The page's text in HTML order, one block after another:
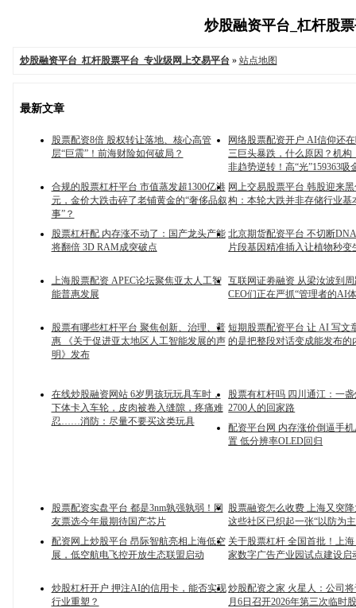
炒股融资平台_杠杆股
炒股融资平台_杠杆股票平台_专业级网上交易平台» 站点地图
最新文章
股票配资8倍 股权转让落地、核心高管
层“巨震”！前海财险如何破局？
网络股票配资开户 AI信仰还
三巨头暴跌，什么原因？机构
非趋势逆转！高“光”159363吸
合规的股票杠杆平台 市值蒸发超1300亿港
元，金价大跌击碎了老铺黄金的“奢侈品叙
事”？
网上交易股票平台 韩股迎来
构：本轮大跌并非存储行业基
股票杠杆配 内存涨不动了：国产龙头产能
将翻倍 3D RAM成突破点
北京期货配资平台 不切断
片段基因精准插入让植物秒变
上海股票配资 APEC论坛聚焦亚太人工智
能普惠发展
互联网证劵融资 从梁汝波到
CEO们正在严抓“管理者的AI
股票有哪些杠杆平台 聚焦创新、治理、普
惠 《关于促进亚太地区人工智能发展的声
明》发布
短期股票配资平台 让 AI 写文
的是把整段对话变成能发布的
在线炒股融资网站 6岁男孩玩玩具车时，
下体卡入车轮，皮肉被卷入缝隙，疼痛难
忍……消防：尽量不要买这类玩具
股票有杠杆吗 四川通江：一
2700人的回家路
配资平台网 内存涨价倒逼手
置 低分辨率OLED回归
股票配资实盘平台 都是3nm孰强孰弱！网
友票选今年最期待国产芯片
股票融资怎么收费 上海又突
这些社区已织起一张“以防为
配资网上炒股平台 昂际智航亮相上海低空
展，低空航电飞控开放生态联盟启动
关于股票杠杆 全国首批！上
家数字广告产业园试点建设启
炒股杠杆开户 押注AI的信用卡，能否实现
行业重塑？
炒股配资之家 火星人：公司将
月6日召开2026年第三次临时